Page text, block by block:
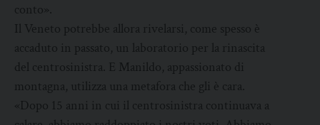
conto».
Il Veneto potrebbe allora rivelarsi, come spesso è
accaduto in passato, un laboratorio per la rinascita
del centrosinistra. E Manildo, appassionato di
montagna, utilizza una metafora che gli è cara.
«Dopo 15 anni in cui il centrosinistra continuava a